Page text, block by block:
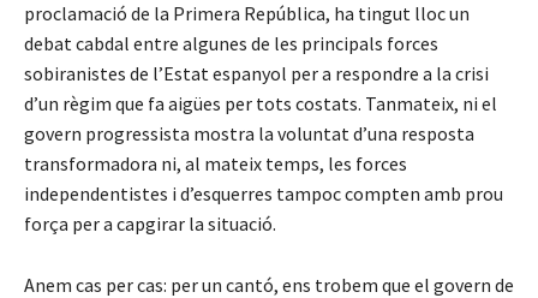
proclamació de la Primera República, ha tingut lloc un
debat cabdal entre algunes de les principals forces
sobiranistes de l’Estat espanyol per a respondre a la crisi
d’un règim que fa aigües per tots costats. Tanmateix, ni el
govern progressista mostra la voluntat d’una resposta
transformadora ni, al mateix temps, les forces
independentistes i d’esquerres tampoc compten amb prou
força per a capgirar la situació.
Anem cas per cas: per un cantó, ens trobem que el govern de